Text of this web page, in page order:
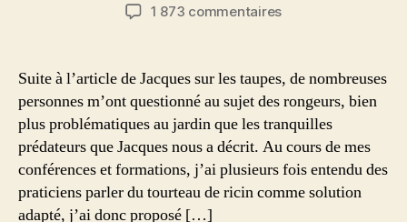
1 873 commentairessur
tourteau
de
ricin
par
Christian
Lanthelme
Suite à l’article de Jacques sur les taupes, de nombreuses
personnes m’ont questionné au sujet des rongeurs, bien
plus problématiques au jardin que les tranquilles
prédateurs que Jacques nous a décrit. Au cours de mes
conférences et formations, j’ai plusieurs fois entendu des
praticiens parler du tourteau de ricin comme solution
adapté, j’ai donc proposé […]